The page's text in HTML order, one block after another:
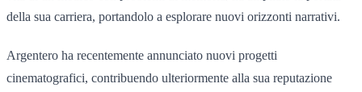
della sua carriera, portandolo a esplorare nuovi orizzonti narrativi.
Argentero ha recentemente annunciato nuovi progetti
cinematografici, contribuendo ulteriormente alla sua reputazione